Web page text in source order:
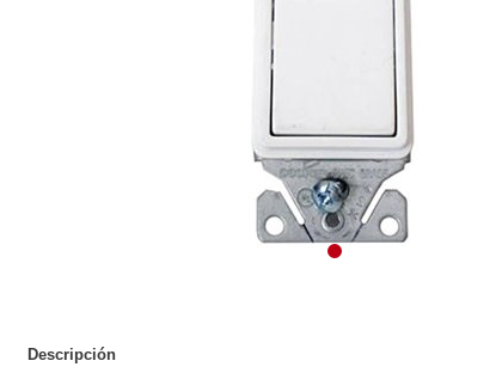
Descripción